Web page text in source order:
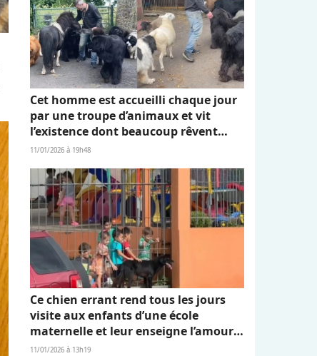
Cet homme est accueilli chaque jour
par une troupe d’animaux et vit
l’existence dont beaucoup rêvent
(vidéo)
11/01/2026 à 19h48
Ce chien errant rend tous les jours
visite aux enfants d’une école
maternelle et leur enseigne l’amour
et l’empathie (vidéo)
11/01/2026 à 13h19